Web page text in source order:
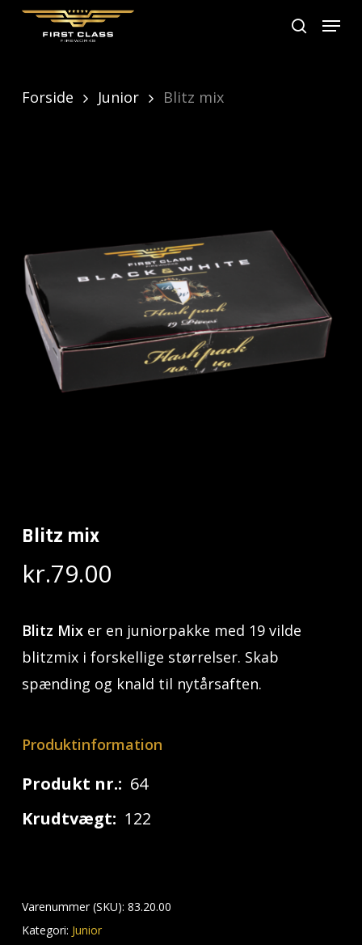
Skip
content
search
Menu
Forside Junior Blitz mix
Blitz mix
kr.79.00
Blitz Mixer en juniorpakke med 19 vilde
blitzmix i forskellige størrelser. Skab
spænding og knald til nytårsaften.
Produktinformation
Produkt nr.: 64
Krudtvægt: 122
Varenummer (SKU): 83.20.00
Kategori: Junior